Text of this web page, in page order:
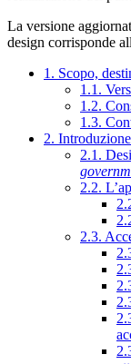
La versione
design corrisponde
1. Scopo,
1.1.
1.2.
1.3.
2.
2.1.
2.2.
2.3.